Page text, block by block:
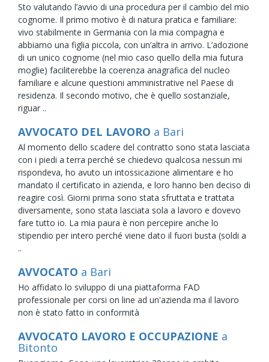
Sto valutando l’avvio di una procedura per il cambio del mio
cognome. Il primo motivo è di natura pratica e familiare:
vivo stabilmente in Germania con la mia compagna e
abbiamo una figlia piccola, con un’altra in arrivo. L’adozione
di un unico cognome (nel mio caso quello della mia futura
moglie) faciliterebbe la coerenza anagrafica del nucleo
familiare e alcune questioni amministrative nel Paese di
residenza. Il secondo motivo, che è quello sostanziale,
riguar ..
AVVOCATO DEL LAVORO a Bari
Al momento dello scadere del contratto sono stata lasciata
con i piedi a terra perché se chiedevo qualcosa nessun mi
rispondeva, ho avuto un intossicazione alimentare e ho
mandato il certificato in azienda, e loro hanno ben deciso di
reagire così. Giorni prima sono stata sfruttata e trattata
diversamente, sono stata lasciata sola a lavoro e dovevo
fare tutto io. La mia paura è non percepire anche lo
stipendio per intero perché viene dato il fuori busta (soldi a
..
AVVOCATO a Bari
Ho affidato lo sviluppo di una piattaforma FAD
professionale per corsi on line ad un'azienda ma il lavoro
non è stato fatto in conformità
AVVOCATO LAVORO E OCCUPAZIONE a
Bitonto